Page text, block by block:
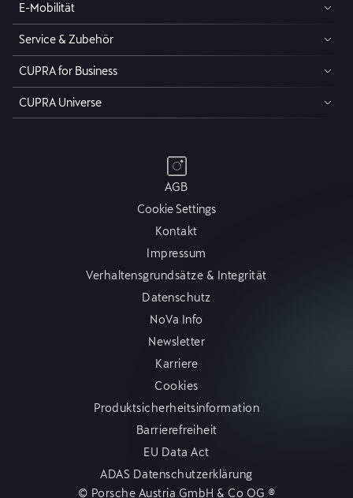
E-Mobilität
Service & Zubehör
CUPRA for Business
CUPRA Universe
AGB
Cookie Settings
Kontakt
Impressum
Verhaltensgrundsätze & Integrität
Datenschutz
NoVa Info
Newsletter
Karriere
Cookies
Produktsicherheitsinformation
Barrierefreiheit
EU Data Act
ADAS Datenschutzerklärung
© Porsche Austria GmbH & Co OG ®